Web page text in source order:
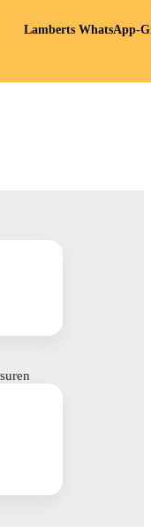
Lamberts WhatsApp-